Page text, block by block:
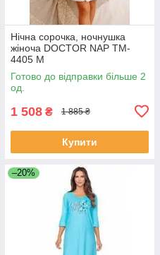
Нічна сорочка, ночнушка
жіноча DOCTOR NAP TM-
4405 М
Готово до відправки більше 2
од.
1 508 ₴ 1 885 ₴
Купити
–20%